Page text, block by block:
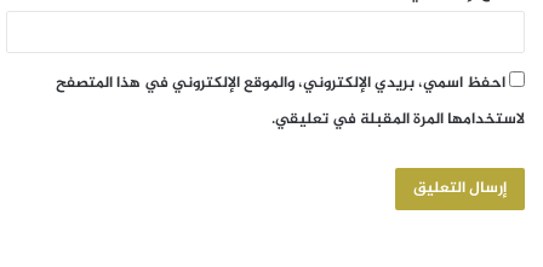
احفظ اسمي، بريدي الإلكتروني، والموقع الإلكتروني في هذا المتصفح
لاستخدامها المرة المقبلة في تعليقي.